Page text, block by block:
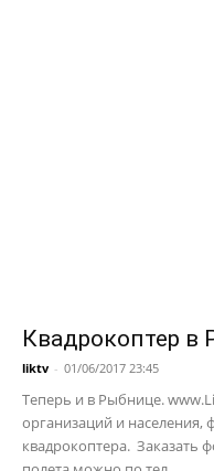
Квадрокоптер в
liktv - 01/06/2017 23:45
Теперь и в Рыбнице.
организаций и населения,
квадрокоптера. Заказать